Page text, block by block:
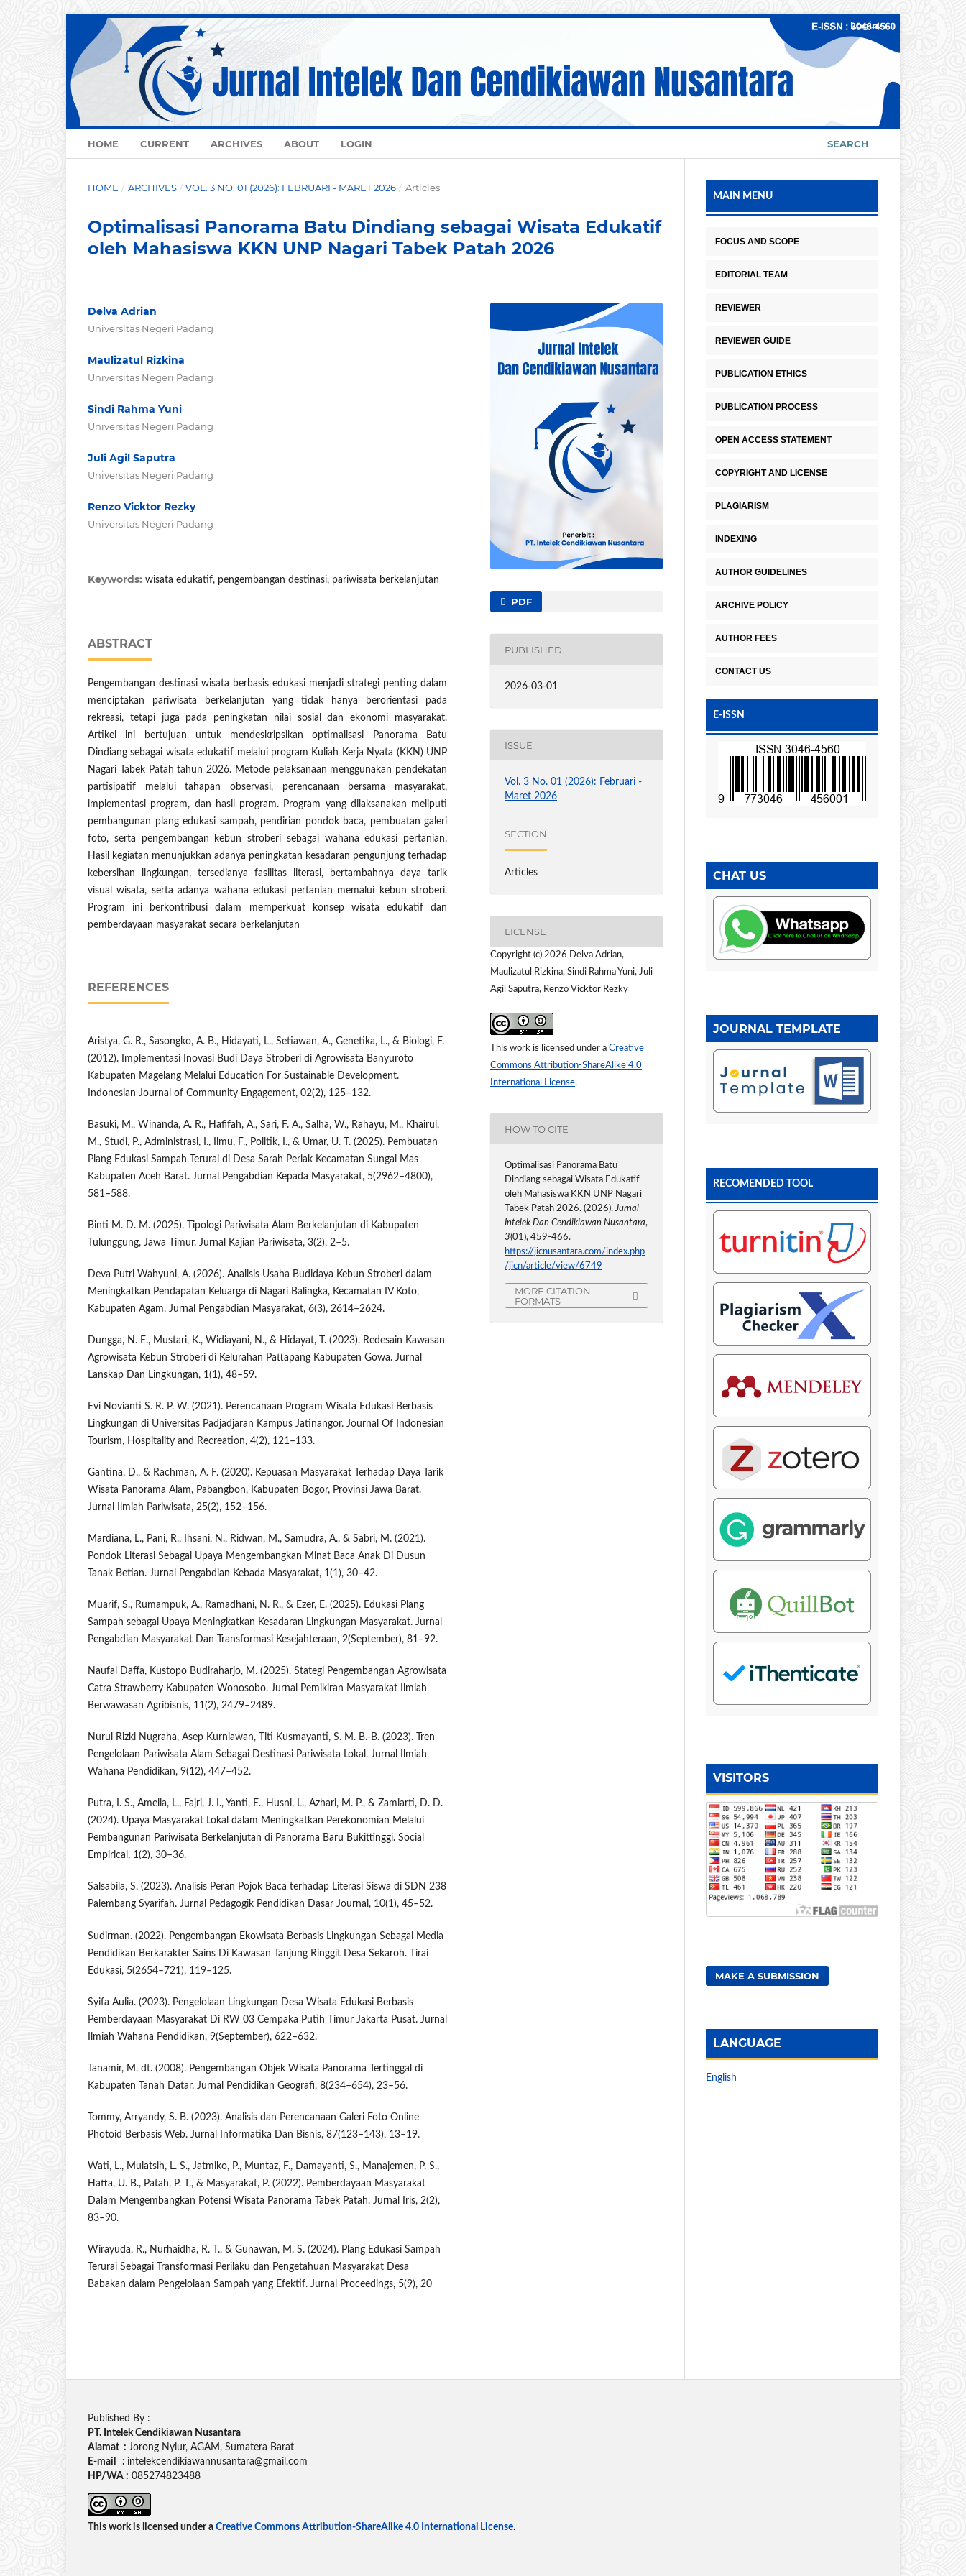
HOME CURRENT ARCHIVES ABOUT LOGIN SEARCH
Login
HOME / ARCHIVES / VOL. 3 NO. 01 (2026): FEBRUARI - MARET 2026 / Articles
Optimalisasi Panorama Batu Dindiang sebagai Wisata Edukatif
oleh Mahasiswa KKN UNP Nagari Tabek Patah 2026
Delva Adrian
Universitas Negeri Padang
Maulizatul Rizkina
Universitas Negeri Padang
Sindi Rahma Yuni
Universitas Negeri Padang
Juli Agil Saputra
Universitas Negeri Padang
Renzo Vicktor Rezky
Universitas Negeri Padang
Keywords: wisata edukatif, pengembangan destinasi, pariwisata berkelanjutan
ABSTRACT
Pengembangan destinasi wisata berbasis edukasi menjadi strategi penting dalam
menciptakan pariwisata berkelanjutan yang tidak hanya berorientasi pada
rekreasi, tetapi juga pada peningkatan nilai sosial dan ekonomi masyarakat.
Artikel ini bertujuan untuk mendeskripsikan optimalisasi Panorama Batu
Dindiang sebagai wisata edukatif melalui program Kuliah Kerja Nyata (KKN) UNP
Nagari Tabek Patah tahun 2026. Metode pelaksanaan menggunakan pendekatan
partisipatif melalui tahapan observasi, perencanaan bersama masyarakat,
implementasi program, dan hasil program. Program yang dilaksanakan meliputi
pembangunan plang edukasi sampah, pendirian pondok baca, pembuatan galeri
foto, serta pengembangan kebun stroberi sebagai wahana edukasi pertanian.
Hasil kegiatan menunjukkan adanya peningkatan kesadaran pengunjung terhadap
kebersihan lingkungan, tersedianya fasilitas literasi, bertambahnya daya tarik
visual wisata, serta adanya wahana edukasi pertanian memalui kebun stroberi.
Program ini berkontribusi dalam memperkuat konsep wisata edukatif dan
pemberdayaan masyarakat secara berkelanjutan
REFERENCES
Aristya, G. R., Sasongko, A. B., Hidayati, L., Setiawan, A., Genetika, L., & Biologi, F.
(2012). Implementasi Inovasi Budi Daya Stroberi di Agrowisata Banyuroto
Kabupaten Magelang Melalui Education For Sustainable Development.
Indonesian Journal of Community Engagement, 02(2), 125–132.
Basuki, M., Winanda, A. R., Hafifah, A., Sari, F. A., Salha, W., Rahayu, M., Khairul,
M., Studi, P., Administrasi, I., Ilmu, F., Politik, I., & Umar, U. T. (2025). Pembuatan
Plang Edukasi Sampah Terurai di Desa Sarah Perlak Kecamatan Sungai Mas
Kabupaten Aceh Barat. Jurnal Pengabdian Kepada Masyarakat, 5(2962–4800),
581–588.
Binti M. D. M. (2025). Tipologi Pariwisata Alam Berkelanjutan di Kabupaten
Tulunggung, Jawa Timur. Jurnal Kajian Pariwisata, 3(2), 2–5.
Deva Putri Wahyuni, A. (2026). Analisis Usaha Budidaya Kebun Stroberi dalam
Meningkatkan Pendapatan Keluarga di Nagari Balingka, Kecamatan IV Koto,
Kabupaten Agam. Jurnal Pengabdian Masyarakat, 6(3), 2614–2624.
Dungga, N. E., Mustari, K., Widiayani, N., & Hidayat, T. (2023). Redesain Kawasan
Agrowisata Kebun Stroberi di Kelurahan Pattapang Kabupaten Gowa. Jurnal
Lanskap Dan Lingkungan, 1(1), 48–59.
Evi Novianti S. R. P. W. (2021). Perencanaan Program Wisata Edukasi Berbasis
Lingkungan di Universitas Padjadjaran Kampus Jatinangor. Journal Of Indonesian
Tourism, Hospitality and Recreation, 4(2), 121–133.
Gantina, D., & Rachman, A. F. (2020). Kepuasan Masyarakat Terhadap Daya Tarik
Wisata Panorama Alam, Pabangbon, Kabupaten Bogor, Provinsi Jawa Barat.
Jurnal Ilmiah Pariwisata, 25(2), 152–156.
Mardiana, L., Pani, R., Ihsani, N., Ridwan, M., Samudra, A., & Sabri, M. (2021).
Pondok Literasi Sebagai Upaya Mengembangkan Minat Baca Anak Di Dusun
Tanak Betian. Jurnal Pengabdian Kebada Masyarakat, 1(1), 30–42.
Muarif, S., Rumampuk, A., Ramadhani, N. R., & Ezer, E. (2025). Edukasi Plang
Sampah sebagai Upaya Meningkatkan Kesadaran Lingkungan Masyarakat. Jurnal
Pengabdian Masyarakat Dan Transformasi Kesejahteraan, 2(September), 81–92.
Naufal Daffa, Kustopo Budiraharjo, M. (2025). Stategi Pengembangan Agrowisata
Catra Strawberry Kabupaten Wonosobo. Jurnal Pemikiran Masyarakat Ilmiah
Berwawasan Agribisnis, 11(2), 2479–2489.
Nurul Rizki Nugraha, Asep Kurniawan, Titi Kusmayanti, S. M. B.-B. (2023). Tren
Pengelolaan Pariwisata Alam Sebagai Destinasi Pariwisata Lokal. Jurnal Ilmiah
Wahana Pendidikan, 9(12), 447–452.
Putra, I. S., Amelia, L., Fajri, J. I., Yanti, E., Husni, L., Azhari, M. P., & Zamiarti, D. D.
(2024). Upaya Masyarakat Lokal dalam Meningkatkan Perekonomian Melalui
Pembangunan Pariwisata Berkelanjutan di Panorama Baru Bukittinggi. Social
Empirical, 1(2), 30–36.
Salsabila, S. (2023). Analisis Peran Pojok Baca terhadap Literasi Siswa di SDN 238
Palembang Syarifah. Jurnal Pedagogik Pendidikan Dasar Journal, 10(1), 45–52.
Sudirman. (2022). Pengembangan Ekowisata Berbasis Lingkungan Sebagai Media
Pendidikan Berkarakter Sains Di Kawasan Tanjung Ringgit Desa Sekaroh. Tirai
Edukasi, 5(2654–721), 119–125.
Syifa Aulia. (2023). Pengelolaan Lingkungan Desa Wisata Edukasi Berbasis
Pemberdayaan Masyarakat Di RW 03 Cempaka Putih Timur Jakarta Pusat. Jurnal
Ilmiah Wahana Pendidikan, 9(September), 622–632.
Tanamir, M. dt. (2008). Pengembangan Objek Wisata Panorama Tertinggal di
Kabupaten Tanah Datar. Jurnal Pendidikan Geografi, 8(234–654), 23–56.
Tommy, Arryandy, S. B. (2023). Analisis dan Perencanaan Galeri Foto Online
Photoid Berbasis Web. Jurnal Informatika Dan Bisnis, 87(123–143), 13–19.
Wati, L., Mulatsih, L. S., Jatmiko, P., Muntaz, F., Damayanti, S., Manajemen, P. S.,
Hatta, U. B., Patah, P. T., & Masyarakat, P. (2022). Pemberdayaan Masyarakat
Dalam Mengembangkan Potensi Wisata Panorama Tabek Patah. Jurnal Iris, 2(2),
83–90.
Wirayuda, R., Nurhaidha, R. T., & Gunawan, M. S. (2024). Plang Edukasi Sampah
Terurai Sebagai Transformasi Perilaku dan Pengetahuan Masyarakat Desa
Babakan dalam Pengelolaan Sampah yang Efektif. Jurnal Proceedings, 5(9), 20
PDF
PUBLISHED
2026-03-01
ISSUE
Vol. 3 No. 01 (2026): Februari -
Maret 2026
SECTION
Articles
LICENSE
Copyright (c) 2026 Delva Adrian,
Maulizatul Rizkina, Sindi Rahma Yuni, Juli
Agil Saputra, Renzo Vicktor Rezky
This work is licensed under a Creative
Commons Attribution-ShareAlike 4.0
International License.
HOW TO CITE
Optimalisasi Panorama Batu
Dindiang sebagai Wisata Edukatif
oleh Mahasiswa KKN UNP Nagari
Tabek Patah 2026. (2026).Jurnal
Intelek Dan Cendikiawan Nusantara,
3(01), 459-466.
https://jicnusantara.com/index.php
/jicn/article/view/6749
MORE CITATION
FORMATS
MAIN MENU
FOCUS AND SCOPE
EDITORIAL TEAM
REVIEWER
REVIEWER GUIDE
PUBLICATION ETHICS
PUBLICATION PROCESS
OPEN ACCESS STATEMENT
COPYRIGHT AND LICENSE
PLAGIARISM
INDEXING
AUTHOR GUIDELINES
ARCHIVE POLICY
AUTHOR FEES
CONTACT US
E-ISSN
CHAT US
JOURNAL TEMPLATE
RECOMENDED TOOL
VISITORS
MAKE A SUBMISSION
LANGUAGE
English
Published By :
PT. Intelek Cendikiawan Nusantara
Alamat : Jorong Nyiur, AGAM, Sumatera Barat
E-mail : intelekcendikiawannusantara@gmail.com
HP/WA : 085274823488
This work is licensed under a Creative Commons Attribution-ShareAlike 4.0 International License.